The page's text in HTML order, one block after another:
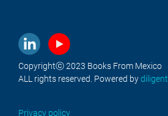
Copyrightⓒ 2023 Books From Mexico
ALL rights reserved. Powered bydiligent
Privacy policy